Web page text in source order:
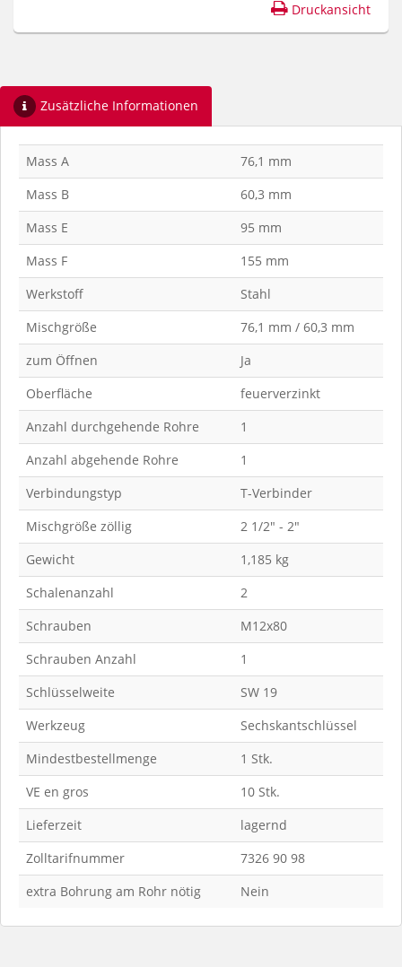
Druckansicht
Zusätzliche Informationen
Mass A
76,1 mm
Mass B
60,3 mm
Mass E
95 mm
Mass F
155 mm
Werkstoff
Stahl
Mischgröße
76,1 mm / 60,3 mm
zum Öffnen
Ja
Oberfläche
feuerverzinkt
Anzahl durchgehende Rohre
1
Anzahl abgehende Rohre
1
Verbindungstyp
T-Verbinder
Mischgröße zöllig
2 1/2" - 2"
Gewicht
1,185 kg
Schalenanzahl
2
Schrauben
M12x80
Schrauben Anzahl
1
Schlüsselweite
SW 19
Werkzeug
Sechskantschlüssel
Mindestbestellmenge
1 Stk.
VE en gros
10 Stk.
Lieferzeit
lagernd
Zolltarifnummer
7326 90 98
extra Bohrung am Rohr nötig
Nein